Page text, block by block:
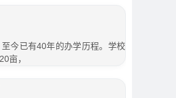
今已有40年的办学历程。学校
亩，